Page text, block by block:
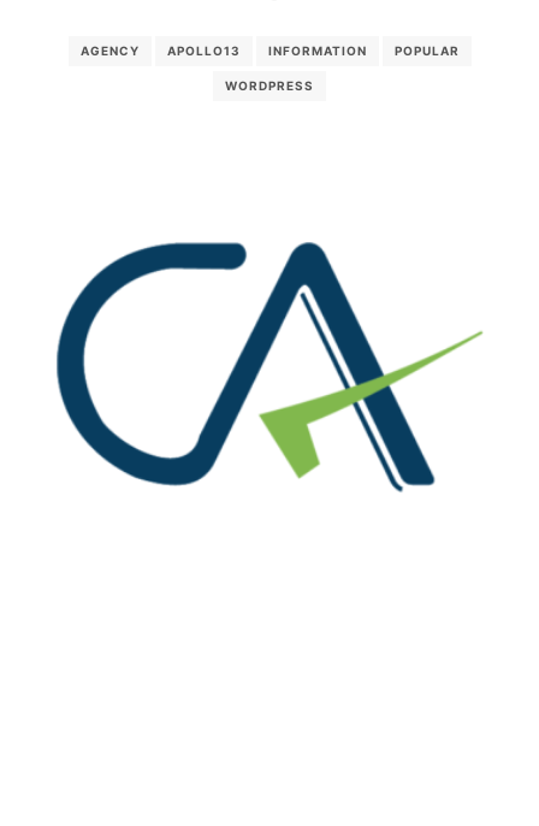
AGENCY APOLLO13 INFORMATION POPULAR
WORDPRESS